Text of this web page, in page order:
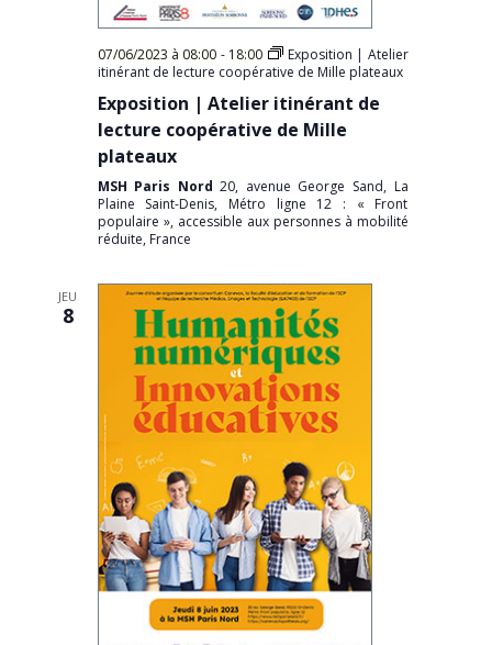
07/06/2023 à 08:00 - 18:00
Exposition | Atelier
itinérant de lecture coopérative de Mille plateaux
Exposition | Atelier itinérant de
lecture coopérative de Mille
plateaux
MSH Paris Nord20, avenue George Sand, La
Plaine Saint-Denis, Métro ligne 12 : « Front
populaire », accessible aux personnes à mobilité
réduite, France
JEU
8